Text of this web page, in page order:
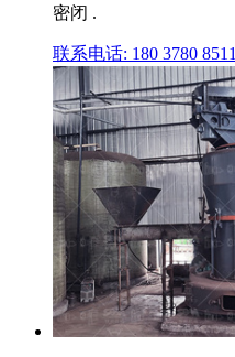
密闭 .
联系电话: 180 3780 8511